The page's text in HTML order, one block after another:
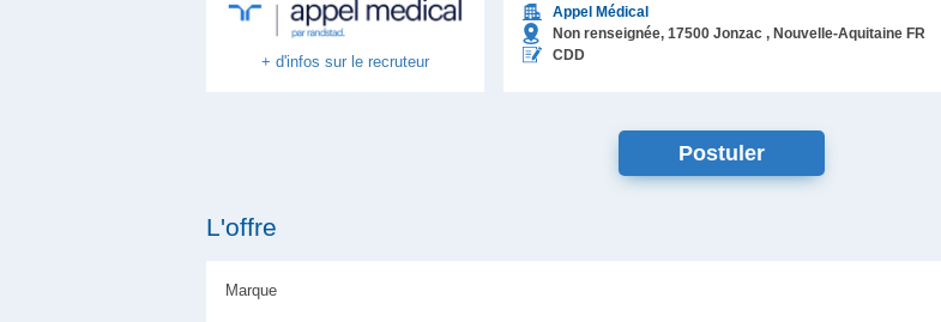
+ d'infos sur le recruteur
Appel Médical
Non renseignée, 17500 Jonzac , Nouvelle-Aquitaine FR
CDD
L'offre
Marque